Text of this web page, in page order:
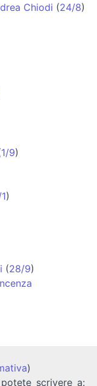
Chiodi (24/8)
1/9)
)
(28/9)
)
scrivere a: